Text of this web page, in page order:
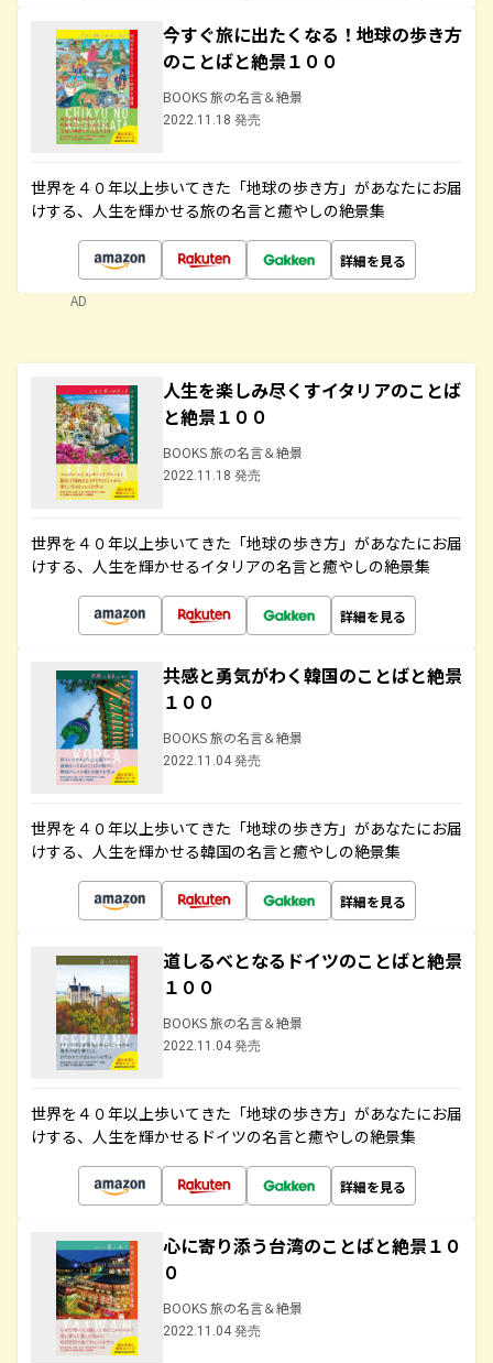
今すぐ旅に出たくなる！地球の歩き方
のことばと絶景１００
BOOKS 旅の名言＆絶景
2022.11.18 発売
世界を４０年以上歩いてきた「地球の歩き方」があなたにお届
けする、人生を輝かせる旅の名言と癒やしの絶景集
詳細を見る
AD
人生を楽しみ尽くすイタリアのことば
と絶景１００
BOOKS 旅の名言＆絶景
2022.11.18 発売
世界を４０年以上歩いてきた「地球の歩き方」があなたにお届
けする、人生を輝かせるイタリアの名言と癒やしの絶景集
詳細を見る
共感と勇気がわく韓国のことばと絶景
１００
BOOKS 旅の名言＆絶景
2022.11.04 発売
世界を４０年以上歩いてきた「地球の歩き方」があなたにお届
けする、人生を輝かせる韓国の名言と癒やしの絶景集
詳細を見る
道しるべとなるドイツのことばと絶景
１００
BOOKS 旅の名言＆絶景
2022.11.04 発売
世界を４０年以上歩いてきた「地球の歩き方」があなたにお届
けする、人生を輝かせるドイツの名言と癒やしの絶景集
詳細を見る
心に寄り添う台湾のことばと絶景１０
０
BOOKS 旅の名言＆絶景
2022.11.04 発売